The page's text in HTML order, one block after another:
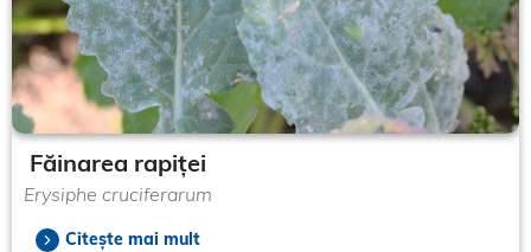
Făinarea rapiței
Erysiphe cruciferarum
Citește mai mult